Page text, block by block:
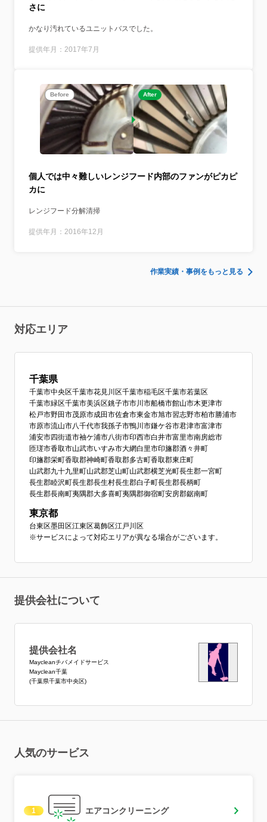
さに
かなり汚れているユニットバスでした。
提供年月：2017年7月
Before After
個人では中々難しいレンジフード内部のファンがピカピ
カに
レンジフード分解清掃
提供年月：2016年12月
作業実績・事例をもっと見る
対応エリア
千葉県
千葉市中央区千葉市花見川区千葉市稲毛区千葉市若葉区
千葉市緑区千葉市美浜区銚子市市川市船橋市館山市木更津市
松戸市野田市茂原市成田市佐倉市東金市旭市習志野市柏市勝浦市
市原市流山市八千代市我孫子市鴨川市鎌ケ谷市君津市富津市
浦安市四街道市袖ケ浦市八街市印西市白井市富里市南房総市
匝瑳市香取市山武市いすみ市大網白里市印旛郡酒々井町
印旛郡栄町香取郡神崎町香取郡多古町香取郡東庄町
山武郡九十九里町山武郡芝山町山武郡横芝光町長生郡一宮町
長生郡睦沢町長生郡長生村長生郡白子町長生郡長柄町
長生郡長南町夷隅郡大多喜町夷隅郡御宿町安房郡鋸南町
東京都
台東区墨田区江東区葛飾区江戸川区
※サービスによって対応エリアが異なる場合がございます。
提供会社について
提供会社名
Maycleanチバメイドサービス
Mayclean千葉
(千葉県千葉市中央区)
人気のサービス
1 エアコンクリーニング